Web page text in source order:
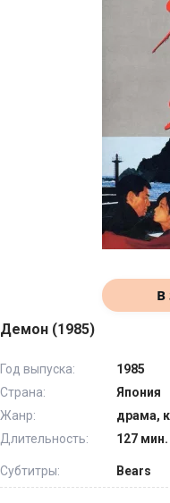
В
Демон (1985)
Год выпуска:
1985
Страна:
Япония
Жанр:
драма,
Длительность:
127
Субтитры: Bears